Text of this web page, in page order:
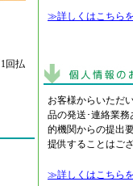
回払
≫詳しくはこちら
お客様からいただ
品の発送･連絡業
的機関からの提出
提供することはご
≫詳しくはこちら